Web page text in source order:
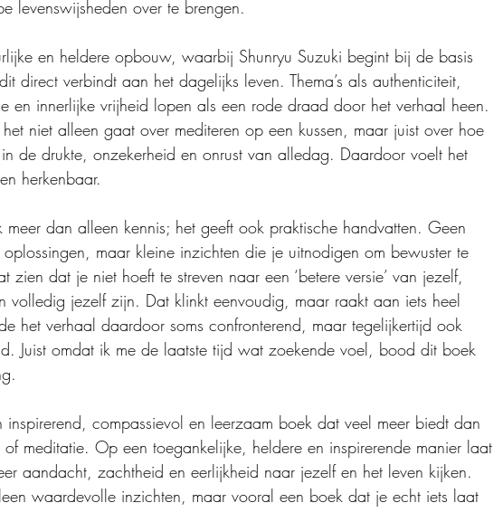
levenswijsheden over te brengen.
en heldere opbouw, waarbij Shunryu Suzuki begint bij de basis
direct verbindt aan het dagelijks leven. Thema’s als authenticiteit,
en innerlijke vrijheid lopen als een rode draad door het verhaal heen.
niet alleen gaat over mediteren op een kussen, maar juist over hoe
de drukte, onzekerheid en onrust van alledag. Daardoor voelt het
herkenbaar.
dan alleen kennis; het geeft ook praktische handvatten. Geen
maar kleine inzichten die je uitnodigen om bewuster te
zien dat je niet hoeft te streven naar een ‘betere versie’ van jezelf,
volledig jezelf zijn. Dat klinkt eenvoudig, maar raakt aan iets heel
het verhaal daardoor soms confronterend, maar tegelijkertijd ook
Juist omdat ik me de laatste tijd wat zoekende voel, bood dit boek
inspirerend, compassievol en leerzaam boek dat veel meer biedt dan
meditatie. Op een toegankelijke, heldere en inspirerende manier laat
aandacht, zachtheid en eerlijkheid naar jezelf en het leven kijken.
waardevolle inzichten, maar vooral een boek dat je echt iets laat